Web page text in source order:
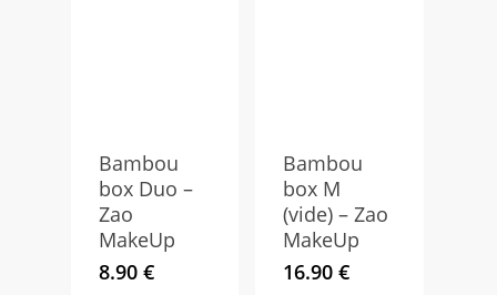
Bambou
box Duo –
Zao
MakeUp
8.90 €
Bambou
box M
(vide) – Zao
MakeUp
16.90€